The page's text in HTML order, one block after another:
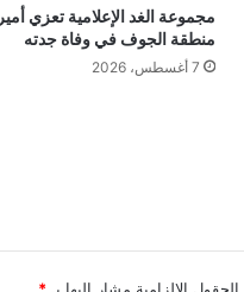
مجموعة الغد الإعلامية تعزي أمير
منطقة الجوف في وفاة جدته
7 أغسطس، 2026